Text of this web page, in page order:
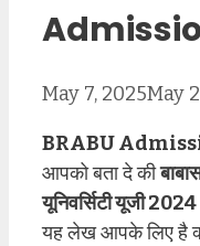
May 7, 2025May
BRABU
आपको बता दे की
यूनिवर्सिटी यूजी 2024
यह लेख आपके लिए है